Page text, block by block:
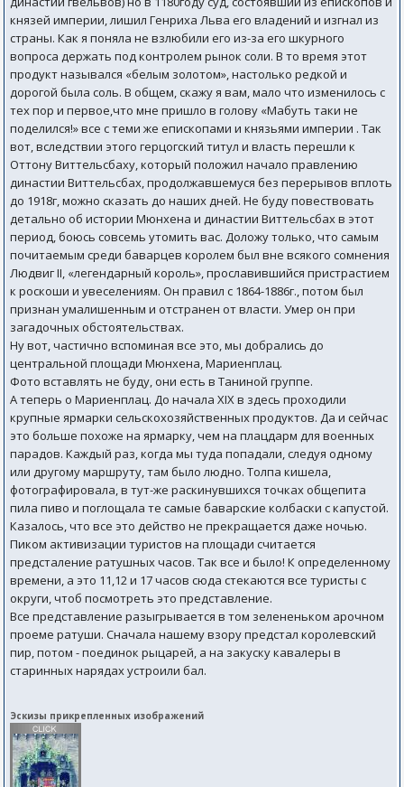
князей империи, лишил Генриха Льва его владений и изгнал из
страны. Как я поняла не взлюбили его из-за его шкурного
вопроса держать под контролем рынок соли. В то время этот
продукт назывался «белым золотом», настолько редкой и
дорогой была соль. В общем, скажу я вам, мало что изменилось с
тех пор и первое,что мне пришло в голову «Мабуть таки не
поделился!» все с теми же епископами и князьями империи . Так
вот, вследствии этого герцогский титул и власть перешли к
Оттону Виттельсбаху, который положил начало правлению
династии Виттельсбах, продолжавшемуся без перерывов вплоть
до 1918г, можно сказать до наших дней. Не буду повествовать
детально об истории Мюнхена и династии Виттельсбах в этот
период, боюсь совсемь утомить вас. Доложу только, что самым
почитаемым среди баварцев королем был вне всякого сомнения
Людвиг II, «легендарный король», прославившийся пристрастием
к роскоши и увеселениям. Он правил с 1864-1886г., потом был
признан умалишенным и отстранен от власти. Умер он при
загадочных обстоятельствах.
Ну вот, частично вспоминая все это, мы добрались до
центральной площади Мюнхена, Мариенплац.
Фото вставлять не буду, они есть в Таниной группе.
А теперь о Мариенплац. До начала XIX в здесь проходили
крупные ярмарки сельскохозяйственных продуктов. Да и сейчас
это больше похоже на ярмарку, чем на плацдарм для военных
парадов. Каждый раз, когда мы туда попадали, следуя одному
или другому маршруту, там было людно. Толпа кишела,
фотографировала, в тут-же раскинувшихся точках общепита
пила пиво и поглощала те самые баварские колбаски с капустой.
Казалось, что все это действо не прекращается даже ночью.
Пиком активизации туристов на площади считается
предсталение ратушных часов. Так все и было! К определенному
времени, а это 11,12 и 17 часов сюда стекаются все туристы с
округи, чтоб посмотреть это представление.
Все представление разыгрывается в том зелененьком арочном
проеме ратуши. Сначала нашему взору предстал королевский
пир, потом - поединок рыцарей, а на закуску кавалеры в
старинных нарядах устроили бал.
Эскизы прикрепленных изображений